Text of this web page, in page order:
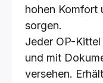
hohen Komfort
sorgen.
Jeder OP-
und mit
versehen.